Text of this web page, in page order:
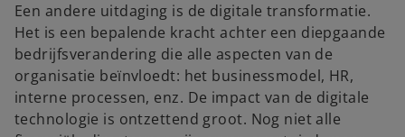
Een andere uitdaging is de digitale transformatie.
Het is een bepalende kracht achter een diepgaande
bedrijfsverandering die alle aspecten van de
organisatie beïnvloedt: het businessmodel, HR,
interne processen, enz. De impact van de digitale
technologie is ontzettend groot. Nog niet alle